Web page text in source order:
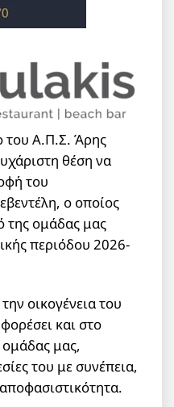
του Α.Π.Σ. Άρης
θέση να
του
ο οποίος
της ομάδας μας
περιόδου 2026-
οικογένεια του
και στο
μας,
του με συνέπεια,